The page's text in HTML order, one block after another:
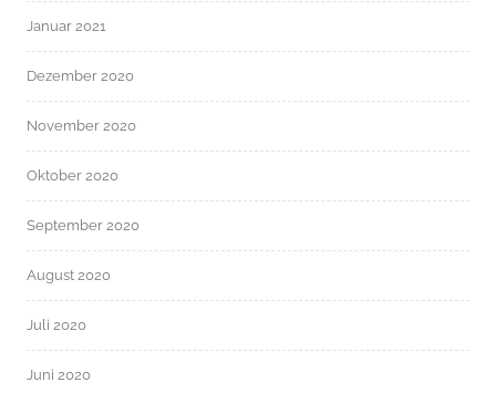
Januar 2021
Dezember 2020
November 2020
Oktober 2020
September 2020
August 2020
Juli 2020
Juni 2020